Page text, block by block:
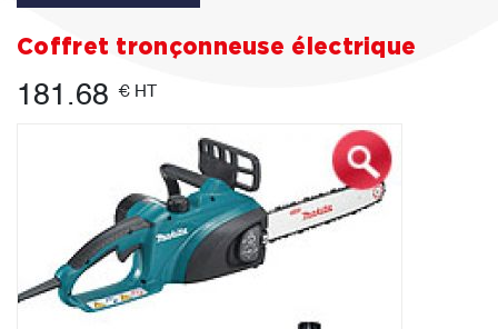
Coffret tronçonneuse électrique
181.68 € HT